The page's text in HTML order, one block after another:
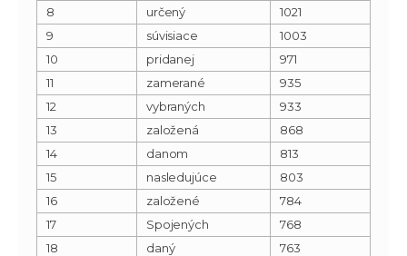
8
určený
1021
9
súvisiace
1003
10
pridanej
971
11
zamerané
935
12
vybraných
933
13
založená
868
14
danom
813
15
nasledujúce
803
16
založené
784
17
Spojených
768
18
daný
763